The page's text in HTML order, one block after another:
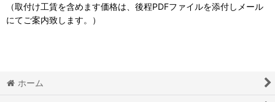
（取付け工賃を含めます価格は、後程PDFファイルを添付しメール
にてご案内致します。）
ホーム